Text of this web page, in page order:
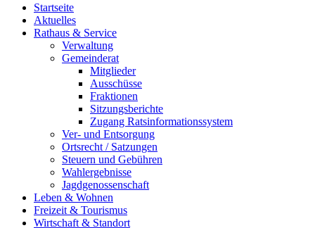
Startseite
Aktuelles
Rathaus & Service
Verwaltung
Gemeinderat
Mitglieder
Ausschüsse
Fraktionen
Sitzungsberichte
Zugang Ratsinformationssystem
Ver- und Entsorgung
Ortsrecht / Satzungen
Steuern und Gebühren
Wahlergebnisse
Jagdgenossenschaft
Leben & Wohnen
Freizeit & Tourismus
Wirtschaft & Standort